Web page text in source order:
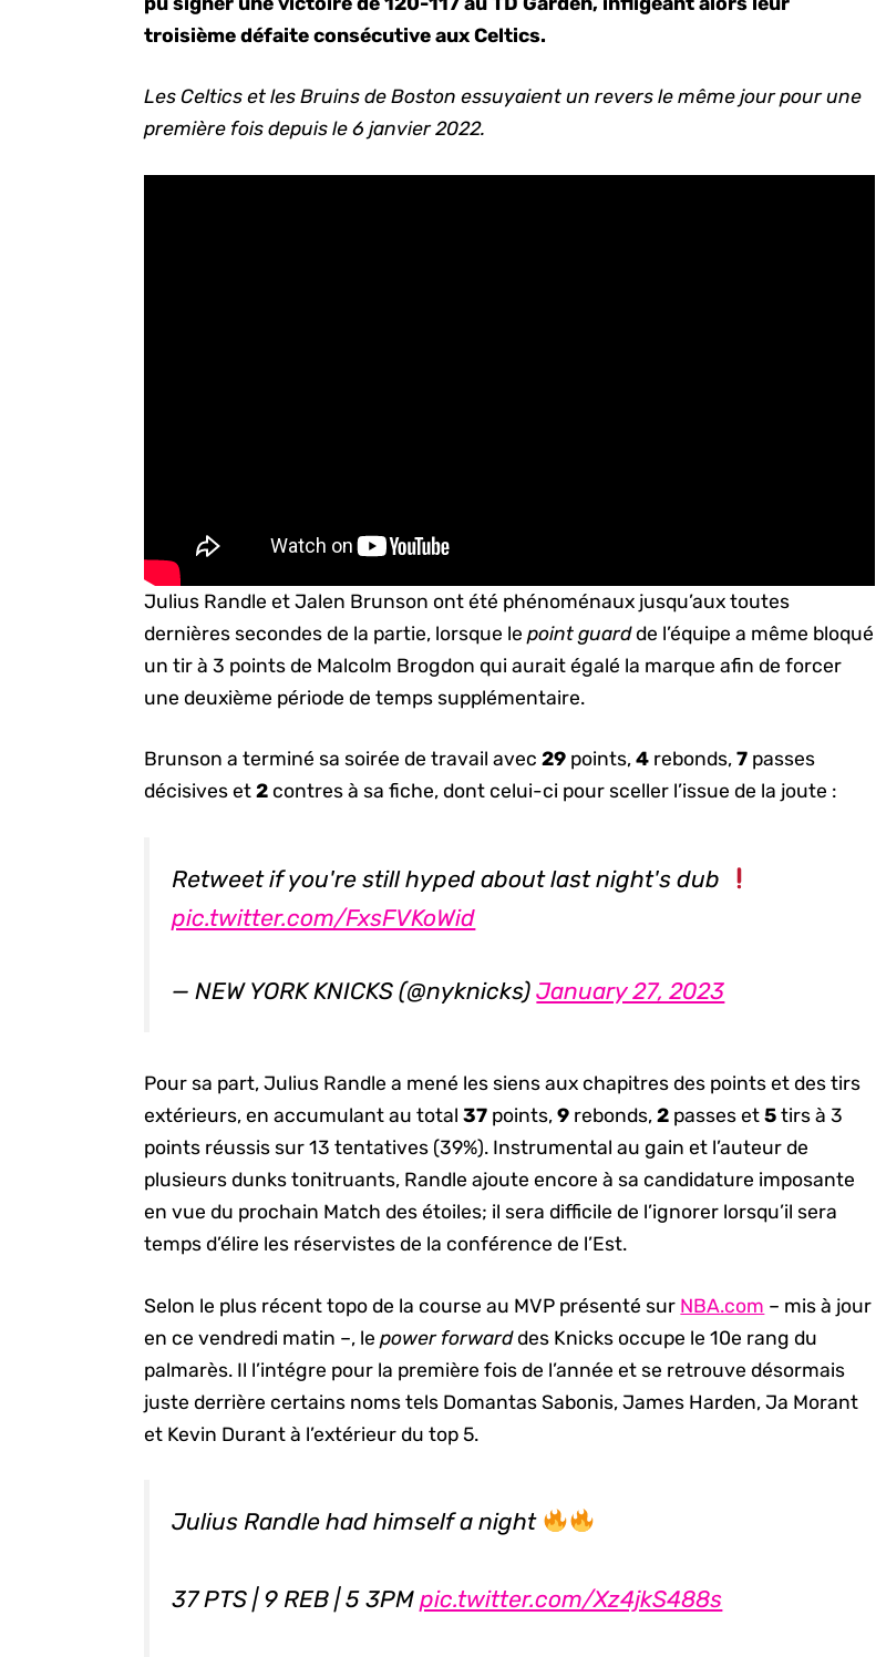
troisième défaite consécutive aux Celtics.
Les Celtics et les Bruins de Boston essuyaient un revers le même jour pour une
première fois depuis le 6 janvier 2022.
Julius Randle et Jalen Brunson ont été phénoménaux jusqu’aux toutes
dernières secondes de la partie, lorsque lepoint guardde l’équipe a même bloqué
un tir à 3 points de Malcolm Brogdon qui aurait égalé la marque afin de forcer
une deuxième période de temps supplémentaire.
Brunson a terminé sa soirée de travail avec29 points,4 rebonds,7 passes
décisives et2 contres à sa fiche, dont celui-ci pour sceller l’issue de la joute :
Retweet if you're still hyped about last night's dub
pic.twitter.com/FxsFVKoWid
— NEW YORK KNICKS (@nyknicks)January 27, 2023
Pour sa part, Julius Randle a mené les siens aux chapitres des points et des tirs
extérieurs, en accumulant au total37 points,9 rebonds,2 passes et5 tirs à 3
points réussis sur 13 tentatives (39%). Instrumental au gain et l’auteur de
plusieurs dunks tonitruants, Randle ajoute encore à sa candidature imposante
en vue du prochain Match des étoiles; il sera difficile de l’ignorer lorsqu’il sera
temps d’élire les réservistes de la conférence de l’Est.
Selon le plus récent topo de la course au MVP présenté sur NBA.com – mis à jour
en ce vendredi matin –, lepower forwarddes Knicks occupe le 10e rang du
palmarès. Il l’intégre pour la première fois de l’année et se retrouve désormais
juste derrière certains noms tels Domantas Sabonis, James Harden, Ja Morant
et Kevin Durant à l’extérieur du top 5.
Julius Randle had himself a night
37 PTS | 9 REB | 5 3PMpic.twitter.com/Xz4jkS488s